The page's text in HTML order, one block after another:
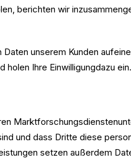
berichten wir
unserem Kunden
Ihre Einwilligungdazu ein.
und dass Dritte diese
setzen außerdem